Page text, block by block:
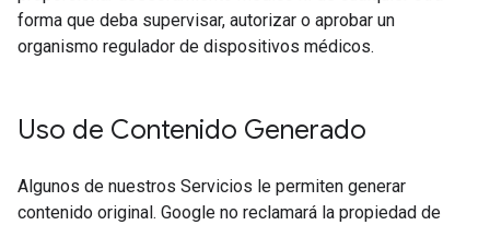
forma que deba supervisar, autorizar o aprobar un
organismo regulador de dispositivos médicos.
Uso de Contenido Generado
Algunos de nuestros Servicios le permiten generar
contenido original. Google no reclamará la propiedad de